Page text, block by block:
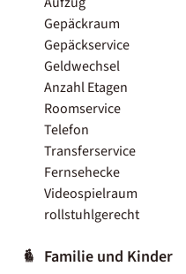
Gepäckraum
Gepäckservice
Geldwechsel
Anzahl Etagen
Roomservice
Telefon
Transferservice
Fernsehecke
Videospielraum
rollstuhlgerecht
Familie und Kinder